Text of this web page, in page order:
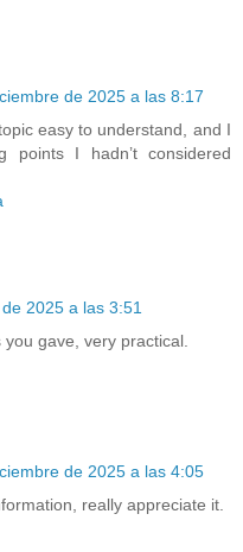
de 2025 a las 8:17
easy to understand, and I
points I hadn’t considered
2025 a las 3:51
gave, very practical.
de 2025 a las 4:05
really appreciate it.